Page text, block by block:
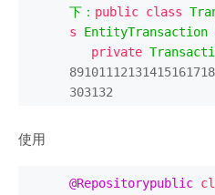
下： public class
s
EntityTransaction
private
303132
使用
@Repositorypublic